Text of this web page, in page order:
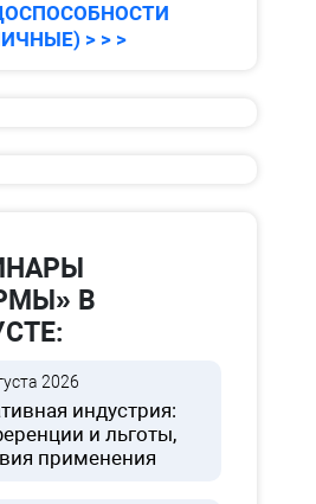
> > >
В
2026
индустрия:
и льготы,
применения